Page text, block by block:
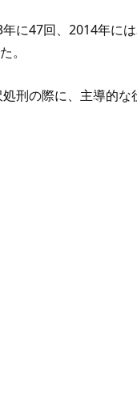
に47回、2014年に
。
刑の際に、主導的